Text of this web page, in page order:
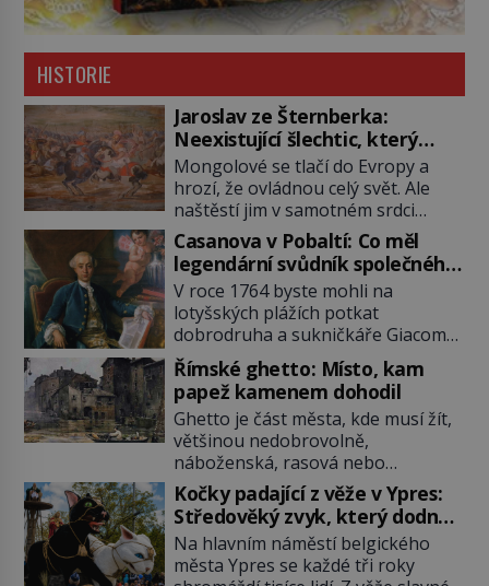
HISTORIE
Jaroslav ze Šternberka:
Neexistující šlechtic, který
z Moravy vyžene Mongoly
Mongolové se tlačí do Evropy a
hrozí, že ovládnou celý svět. Ale
naštěstí jim v samotném srdci
Evropy stojí v cestě malé, ale silné
království, které dokáže
dobyvatelské hordy zastavit. Co
nedokáže žádná z asijských říší, co
nedokážou Němci – to dokáže
český král. Nebo že by ne?
Mongolové od roku 1223 postupují
podél Kaspického a Azovského
moře, […]
Casanova v Pobaltí: Co měl
legendární svůdník společného
se svobodnými zednáři?
V roce 1764 byste mohli na
lotyšských plážích potkat
dobrodruha a sukničkáře Giacoma
Casanovu. Jeho cesta k Baltskému
moři však nebyla turistickým
výletem, ale ryze pracovní cestou
se zištnými úmysly. Jaký cíl
Casanova sledoval, když se
například procházel uličkami
lotyšské Rigy? Casanova v Pobaltí
kontaktoval tamní zednářské lóže.
Nebyl v této oblasti žádným
nováčkem, protože do zednářské
[…]
Římské ghetto: Místo, kam
papež kamenem dohodil
Ghetto je část města, kde musí žít,
většinou nedobrovolně,
náboženská, rasová nebo
národnostní menšina obyvatel.
Bohaté historické zkušenosti mají s
takovým životem Židé. Už od
středověku jsou totiž v každou
chvíli nuceni v nějakém žít. Mezi ty
Kočky padající z věže v Ypres:
Středověký zvyk, který dodnes
budí rozpaky
Na hlavním náměstí belgického
města Ypres se každé tři roky